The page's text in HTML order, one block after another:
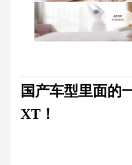
国产车型里面的
XT！